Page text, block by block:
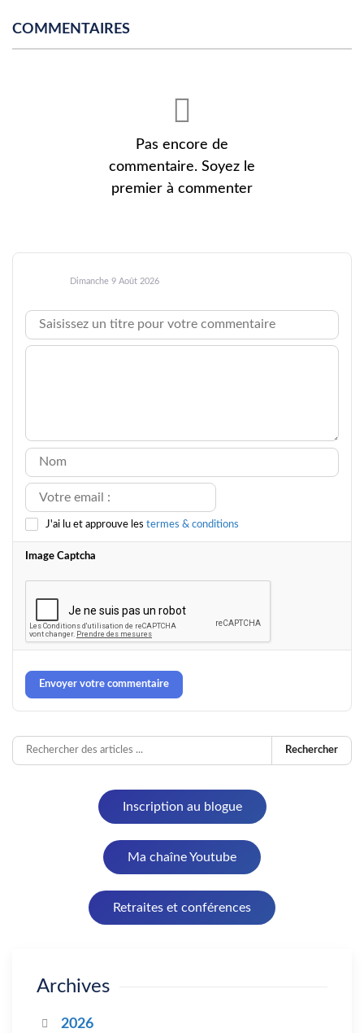
COMMENTAIRES
Pas encore de
commentaire. Soyez le
premier à commenter
Dimanche 9 Août 2026
J'ai lu et approuve les termes & conditions
Image Captcha
Envoyer votre commentaire
Rechercher
Inscription au blogue
Ma chaîne Youtube
Retraites et conférences
Archives
2026